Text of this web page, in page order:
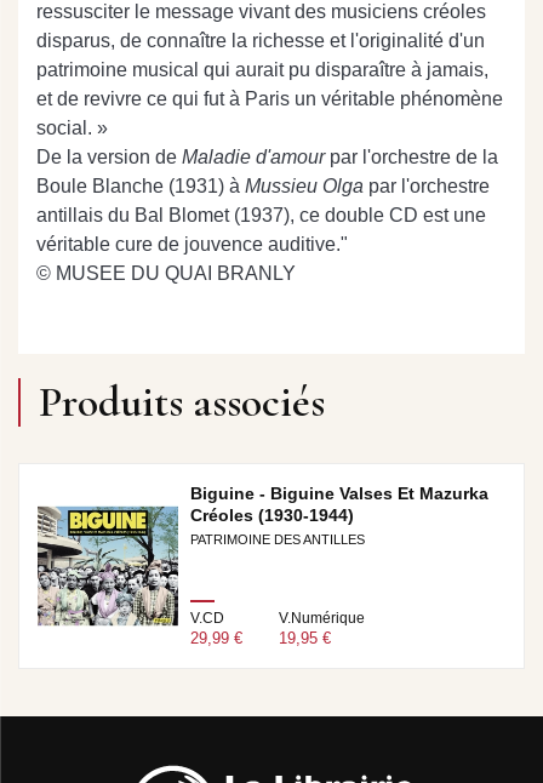
ressusciter le message vivant des musiciens créoles
disparus, de connaître la richesse et l'originalité d'un
patrimoine musical qui aurait pu disparaître à jamais,
et de revivre ce qui fut à Paris un véritable phénomène
social. »
De la version de Maladie d'amourpar l'orchestre de la
Boule Blanche (1931) à Mussieu Olga par l'orchestre
antillais du Bal Blomet (1937), ce double CD est une
véritable cure de jouvence auditive."
© MUSEE DU QUAI BRANLY
Produits associés
Biguine - Biguine Valses Et Mazurka
Créoles (1930-1944)
PATRIMOINE DES ANTILLES
V.CD
29,99 €
V.Numérique
19,95 €